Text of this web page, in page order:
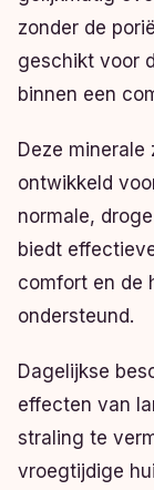
zonder de
geschikt voor
binnen een
Deze minerale
ontwikkeld
normale,
biedt
comfort en de
ondersteund.
Dagelijkse
effecten van
straling te
vroegtijdige